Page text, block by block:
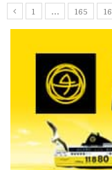
1 … 165